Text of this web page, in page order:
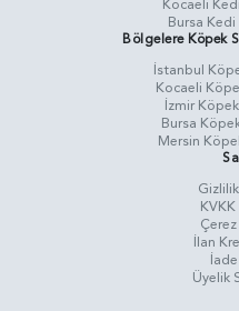
Kocaeli
Bursa
Bölgelere Köpek
İstanbul
Kocaeli
İzmir
Bursa
Mersin
İlan
Üyelik